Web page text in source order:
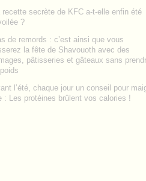
recette secrète de KFC a-t-elle enfin été
?
de remords : c’est ainsi que vous
la fête de Shavouoth avec des
pâtisseries et gâteaux sans
l’été, chaque jour un conseil pour
: Les protéines brûlent vos calories !